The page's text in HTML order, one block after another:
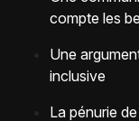
compte les
Une
inclusive
La pénurie